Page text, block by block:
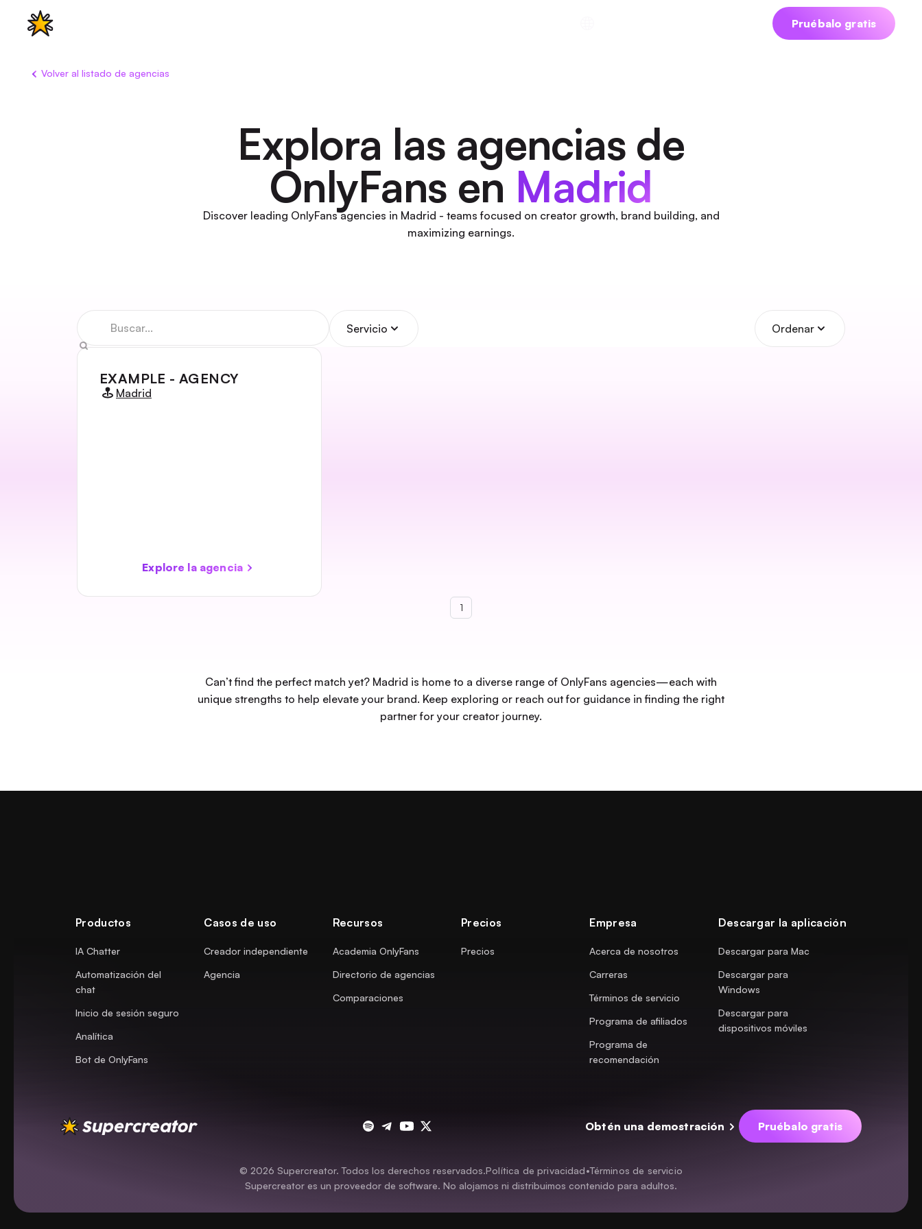
Pruébalo gratis
Volver al listado de agencias
Explora las agencias de
OnlyFans en Madrid
Discover leading OnlyFans agencies in Madrid - teams focused on creator growth, brand building, and
maximizing earnings.
Servicio Ordenar
EXAMPLE - AGENCY
Madrid
Explore la agencia
1
Can’t find the perfect match yet? Madrid is home to a diverse range of OnlyFans agencies—each with
unique strengths to help elevate your brand. Keep exploring or reach out for guidance in finding the right
partner for your creator journey.
Productos
IA Chatter
Automatización del
chat
Inicio de sesión seguro
Analítica
Bot de OnlyFans
Casos de uso
Creador independiente
Agencia
Recursos
Academia OnlyFans
Directorio de agencias
Comparaciones
Precios
Precios
Empresa
Acerca de nosotros
Carreras
Términos de servicio
Programa de afiliados
Programa de
recomendación
Descargar la aplicación
Descargar para Mac
Descargar para
Windows
Descargar para
dispositivos móviles
Obtén una demostración Pruébalo gratis
© 2026 Supercreator. Todos los derechos reservados.Política de privacidad•Términos de servicio
Supercreator es un proveedor de software. No alojamos ni distribuimos contenido para adultos.